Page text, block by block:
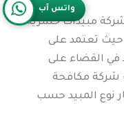
شركة مبيدات حشرية
حيث تعتمد على
في القضاء على
شركة مكافحة
نوع المبيد حسب
واتس آب